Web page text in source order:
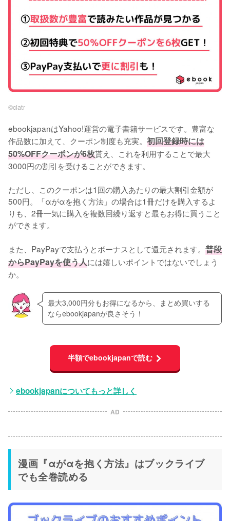
©︎ciatr
ebookjapanはYahoo!運営の電子書籍サービスです。豊富な
作品数に加えて、クーポン制度も充実。 初回登録時には
50%OFFクーポンが6枚貰え、これを利用することで最大
3000円の割引を受けることができます。
ただし、このクーポンは1回の購入あたりの最大割引金額が
500円。「αがαを抱く方法」の場合は1冊だけを購入するよ
りも、2冊一気に購入を複数回繰り返すと最もお得に買うこと
ができます。
また、PayPayで支払うとボーナスとして還元されます。 普段
からPayPayを使う人には嬉しいポイントではないでしょう
か。
最大3,000円分もお得になるから、まとめ買いする
ならebookjapanが良さそう！
半額でebookjapanで読む
ebookjapanについてもっと詳しく
AD
漫画『αがαを抱く方法』はブックライブ
でも全巻読める